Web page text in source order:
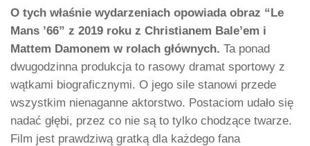
O tych właśnie wydarzeniach opowiada obraz “Le
Mans ’66” z 2019 roku z Christianem Bale’em i
Mattem Damonem w rolach głównych. Ta ponad
dwugodzinna produkcja to rasowy dramat sportowy z
wątkami biograficznymi. O jego sile stanowi przede
wszystkim nienaganne aktorstwo. Postaciom udało się
nadać głębi, przez co nie są to tylko chodzące twarze.
Film jest prawdziwą gratką dla każdego fana